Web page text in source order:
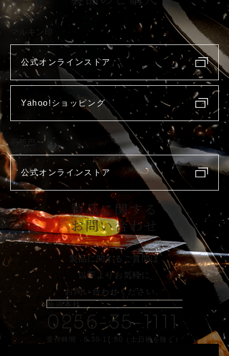
マルキン印
公式オンラインストア
Yahoo!ショッピング
庖斬巴
公式オンラインストア
製品に関する
お問い合わせ
製品に関するご質問は
以下よりお気軽に
お問い合わせください。
新潟本社
0256-35-1111
受付時間 8:30-17:30（土日祝を除く）